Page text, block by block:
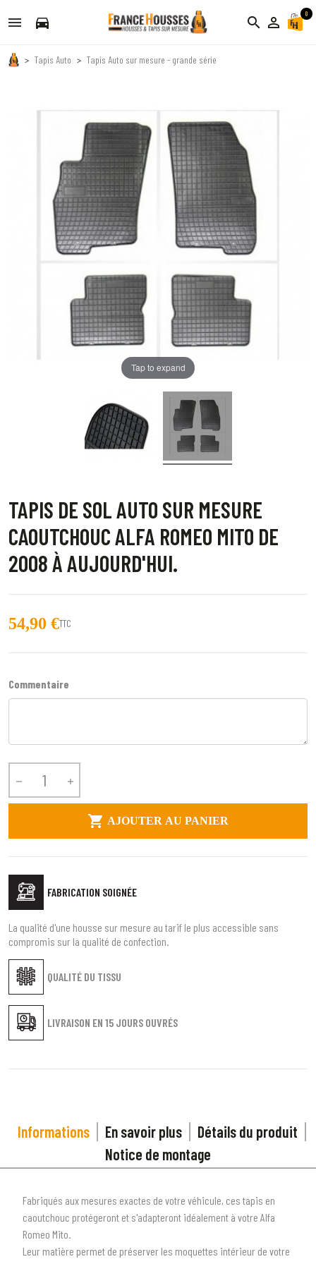
directions_car search person_outline
0
Tapis Auto Tapis Auto sur mesure - grande série
Tap to expand
TAPIS DE SOL AUTO SUR MESURE
CAOUTCHOUC ALFA ROMEO MITO DE
2008 À AUJOURD'HUI.
54,90 €TTC
Commentaire
 
 AJOUTER AU PANIER
FABRICATION SOIGNÉE
QUALITÉ DU TISSU
LIVRAISON EN 15 JOURS OUVRÉS
La qualité d'une housse sur mesure au tarif le plus accessible sans
compromis sur la qualité de confection.
Informations En savoir plus
Détails du produit
Notice de montage
Fabriqués aux mesures exactes de votre véhicule, ces tapis en
caoutchouc protégeront et s'adapteront idéalement à votre Alfa
Romeo Mito.
Leur matière permet de préserver les moquettes intérieur de votre